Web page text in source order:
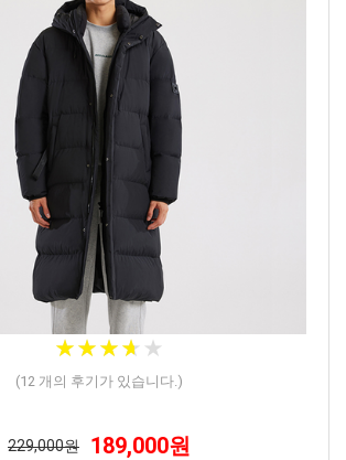
★★★★ ★
★★★★ ★
(12 개의 후기가 있습니다.)
229,000원 189,000원